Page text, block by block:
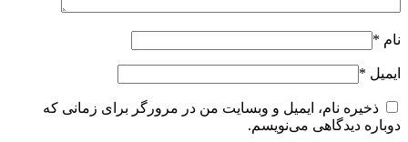
نام *
ایمیل *
ذخیره نام، ایمیل و وبسایت من در مرورگر برای زمانی که
دوباره دیدگاهی می‌نویسم.